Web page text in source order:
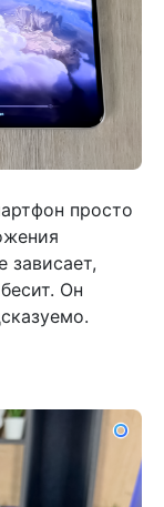
просто
зависает,
Он